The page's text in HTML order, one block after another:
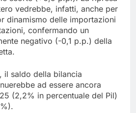
vedrebbe, infatti, anche per
dinamismo delle importazioni
confermando un
negativo (-0,1 p.p.) della
il saldo della bilancia
ad essere ancora
(2,2% in percentuale del Pil)